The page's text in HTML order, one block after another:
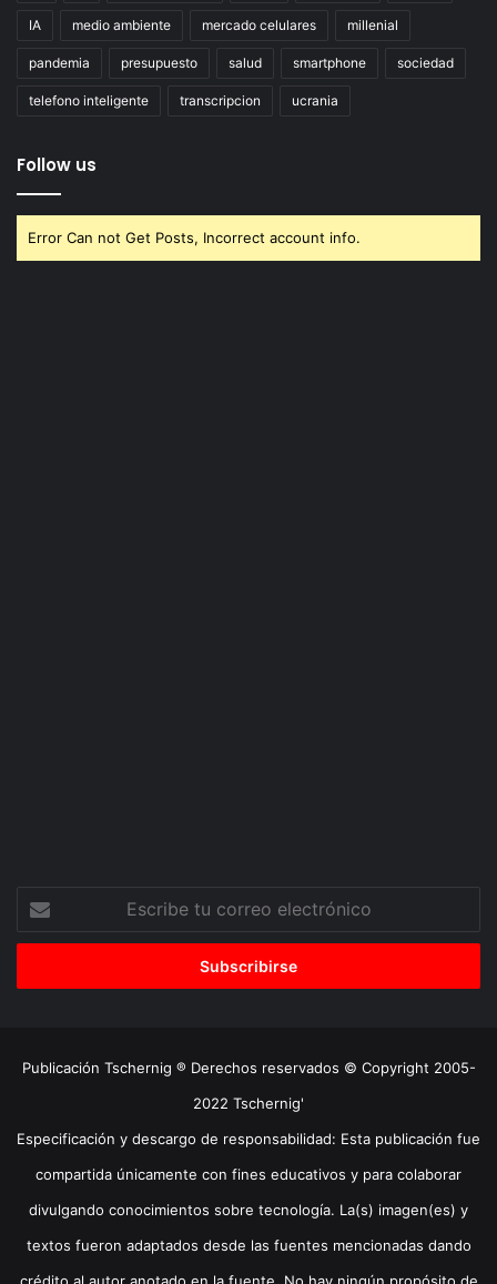
IA medio ambiente mercado celulares millenial
pandemia presupuesto salud smartphone sociedad
telefono inteligente transcripcion ucrania
Follow us
Error Can not Get Posts, Incorrect account info.
correo
Publicación Tschernig ® Derechos reservados © Copyright 2005-
2022 Tschernig'
Especificación y descargo de responsabilidad: Esta publicación fue
compartida únicamente con fines educativos y para colaborar
divulgando conocimientos sobre tecnología. La(s) imagen(es) y
textos fueron adaptados desde las fuentes mencionadas dando